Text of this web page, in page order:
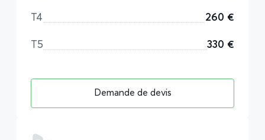
T4 260 €
T5 330 €
Demande de devis